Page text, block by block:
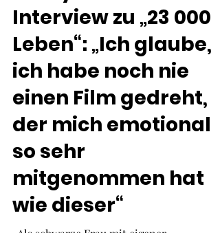
Kathy Etoa im
Interview zu „23 000
Leben“: „Ich glaube,
ich habe noch nie
einen Film gedreht,
der mich emotional
so sehr
mitgenommen hat